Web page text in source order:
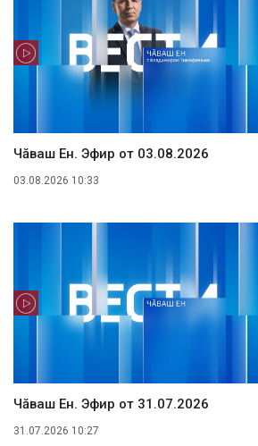
Чăваш Ен. Эфир от 03.08.2026
03.08.2026 10:33
Чăваш Ен. Эфир от 31.07.2026
31.07.2026 10:27